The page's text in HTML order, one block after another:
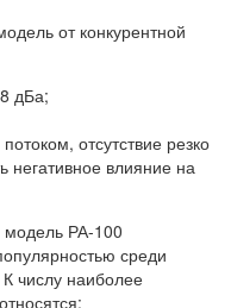
от конкурентной
дБа;
отсутствие резко
негативное влияние на
модель РА-100
среди
числу наиболее